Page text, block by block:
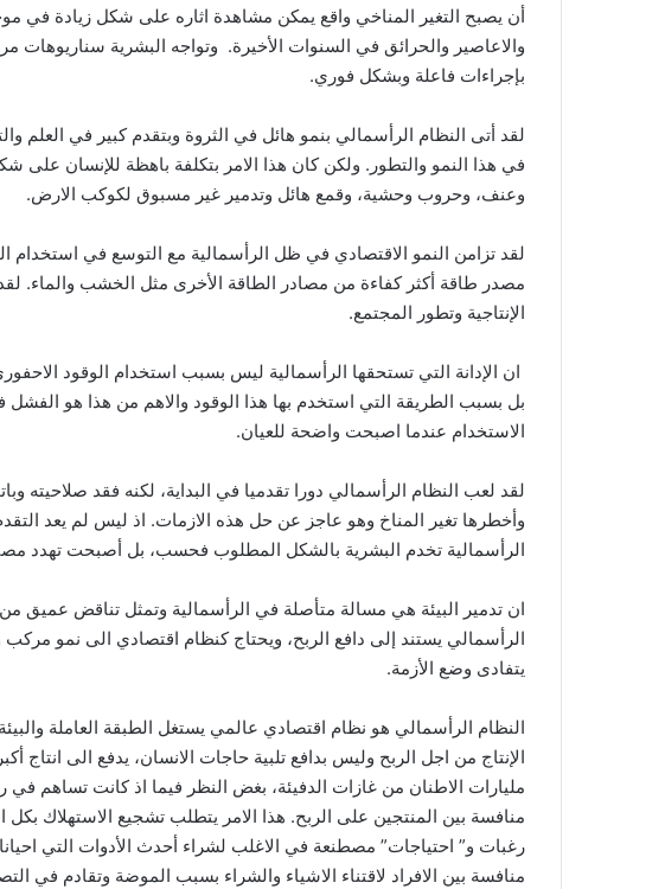
أن يصبح التغير المناخي واقع يمكن مشاهدة اثاره على شكل زيادة في
والاعاصير والحرائق في السنوات الأخيرة. وتواجه البشرية سناريوهات
بإجراءات فاعلة وبشكل فوري.
لقد أتى النظام الرأسمالي بنمو هائل في الثروة وبتقدم كبير في العلم
في هذا النمو والتطور. ولكن كان هذا الامر بتكلفة باهظة للإنسان على
وعنف، وحروب وحشية، وقمع هائل وتدمير غير مسبوق لكوكب الارض.
لقد تزامن النمو الاقتصادي في ظل الرأسمالية مع التوسع في استخدام
مصدر طاقة أكثر كفاءة من مصادر الطاقة الأخرى مثل الخشب والماء.
الإنتاجية وتطور المجتمع.
ان الإدانة التي تستحقها الرأسمالية ليس بسبب استخدام الوقود
بل بسبب الطريقة التي استخدم بها هذا الوقود والاهم من هذا هو الفشل
الاستخدام عندما اصبحت واضحة للعيان.
لقد لعب النظام الرأسمالي دورا تقدميا في البداية، لكنه فقد صلاحيته
وأخطرها تغير المناخ وهو عاجز عن حل هذه الازمات. اذ ليس لم يعد
الرأسمالية تخدم البشرية بالشكل المطلوب فحسب، بل أصبحت تهدد
ان تدمير البيئة هي مسالة متأصلة في الرأسمالية وتمثل تناقض عميق
يتفادى وضع الأزمة.
النظام الرأسمالي هو نظام اقتصادي عالمي يستغل الطبقة العاملة
الإنتاج من اجل الربح وليس بدافع تلبية حاجات الانسان، يدفع الى
مليارات الاطنان من غازات الدفيئة، بغض النظر فيما اذ كانت تساهم
منافسة بين المنتجين على الربح. هذا الامر يتطلب تشجيع الاستهلاك بكل
رغبات و” احتياجات” مصطنعة في الاغلب لشراء أحدث الأدوات التي احيانا
منافسة بين الافراد لاقتناء الاشياء والشراء بسبب الموضة وتقادم في